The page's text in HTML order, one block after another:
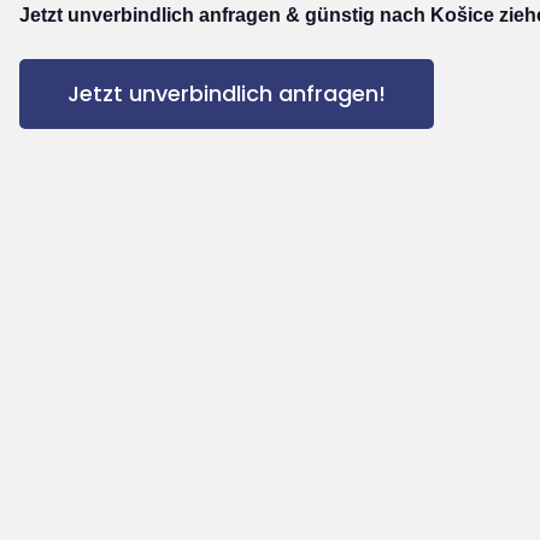
Jetzt unverbindlich anfragen & günstig nach Košice
Jetzt unverbindlich anfragen!